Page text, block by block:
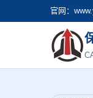
官网：